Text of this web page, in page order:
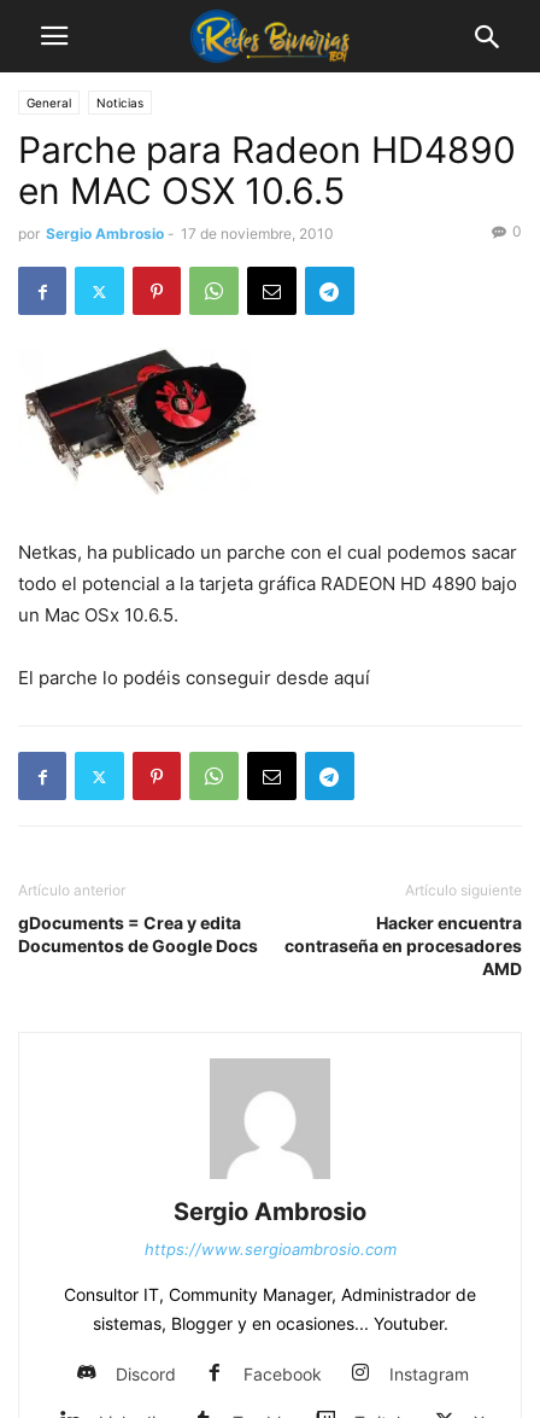
General Noticias
Parche para Radeon HD4890
en MAC OSX 10.6.5
por Sergio Ambrosio - 17 de noviembre, 2010 0
Netkas, ha publicado un parche con el cual podemos sacar
todo el potencial a la tarjeta gráfica RADEON HD 4890 bajo
un Mac OSx 10.6.5.
El parche lo podéis conseguir desde aquí
Artículo anterior
gDocuments = Crea y edita
Documentos de Google Docs
Artículo siguiente
Hacker encuentra
contraseña en procesadores
AMD
Sergio Ambrosio
https://www.sergioambrosio.com
Consultor IT, Community Manager, Administrador de
sistemas, Blogger y en ocasiones... Youtuber.
Discord Facebook Instagram